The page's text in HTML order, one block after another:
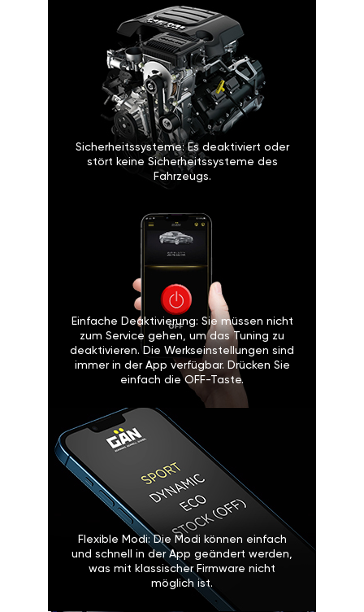
Sicherheitssysteme: Es deaktiviert oder
stört keine Sicherheitssysteme des
Fahrzeugs.
Einfache Deaktivierung: Sie müssen nicht
zum Service gehen, um das Tuning zu
deaktivieren. Die Werkseinstellungen sind
immer in der App verfügbar. Drücken Sie
einfach die OFF-Taste.
Flexible Modi: Die Modi können einfach
und schnell in der App geändert werden,
was mit klassischer Firmware nicht
möglich ist.